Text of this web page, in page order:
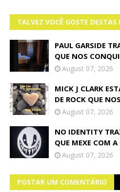
TALVEZ VOCÊ GOSTE DESTAS
PAUL GARSIDE
QUE NOS
August 07, 2026
MICK J CLARK
DE ROCK QUE
August 07, 2026
NO IDENTITY
QUE MEXE COM A
August 07, 2026
POSTAR UM COMENTÁRIO